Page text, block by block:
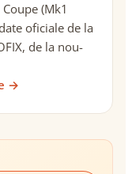
(Mk1
oficiale de la
de la nou-
→